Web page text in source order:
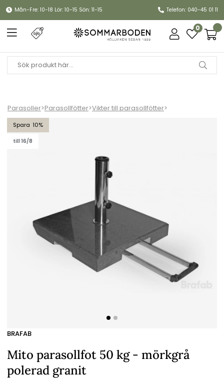
Mån-Fre: 10-18 Lör: 10-15 Sön: 11-15 Telefon: 040-45 01 11
0
Parasoller>Parasollfötter>Vikter till parasollfötter>
10
till 16/8
Mito parasollfot 50 kg - mörkgrå polerad granit
BRAFAB
Mito parasollfot 50 kg - mörkgrå
polerad granit